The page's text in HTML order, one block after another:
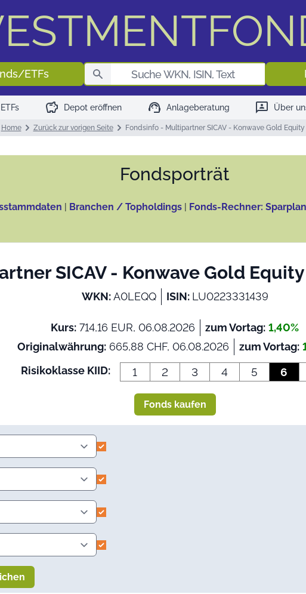
ETFs
savings Depot eröffnen support_agent Anlageberatung 3p Über
Home Zurück zur vorigen Seite Fondsinfo - Multipartner SICAV - Konwave Gold Equity
Fonds­porträt
| Branchen / Topholdings | Fonds-Rechner:
SICAV - Konwave Gold Equity
WKN:A0LEQQ ISIN: LU0223331439
Kurs: 714,16 EUR, 06.08.2026 zum Vortag: 1,40%
Originalwährung:665,88 CHF, 06.08.2026 zum Vortag:
Risikoklasse KIID:
1 2 3 4 5 6
Fonds kaufen